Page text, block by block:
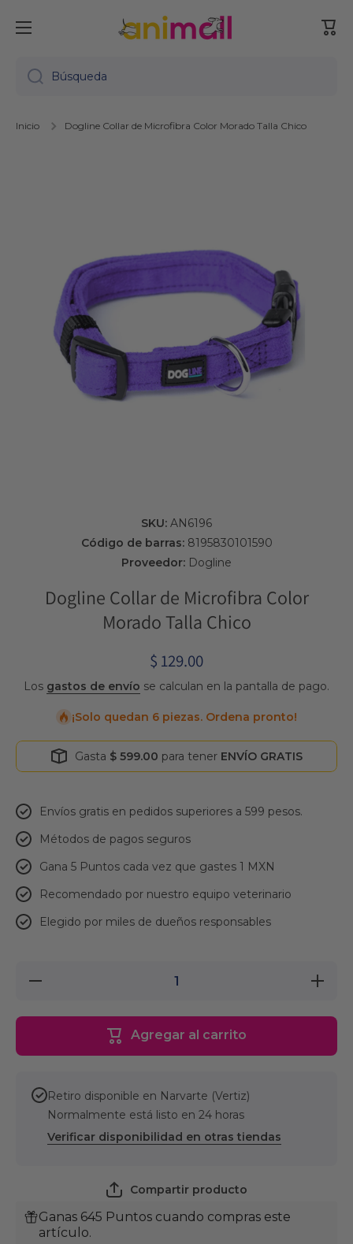
Ir directamente al contenido
Búsqueda
Inicio Dogline Collar de Microfibra Color Morado Talla Chico
SKU: AN6196
Código de barras:8195830101590
Proveedor: Dogline
Dogline Collar de Microfibra Color
Morado Talla Chico
$ 129.00
Los gastos de envío se calculan en la pantalla de pago.
¡Solo quedan 6 piezas. Ordena pronto!
Gasta $ 599.00 para tener ENVÍO GRATIS
Envíos gratis en pedidos superiores a 599 pesos.
Métodos de pagos seguros
Gana 5 Puntos cada vez que gastes 1 MXN
Recomendado por nuestro equipo veterinario
Elegido por miles de dueños responsables
Reducir
Aumentar
cantidad
Collar de
Color
Agregar al carrito
Retiro disponible en Narvarte (Vertiz)
Normalmente está listo en 24 horas
Verificar disponibilidad en otras tiendas
Compartir producto
Ganas 645 Puntos cuando compras este
artículo.